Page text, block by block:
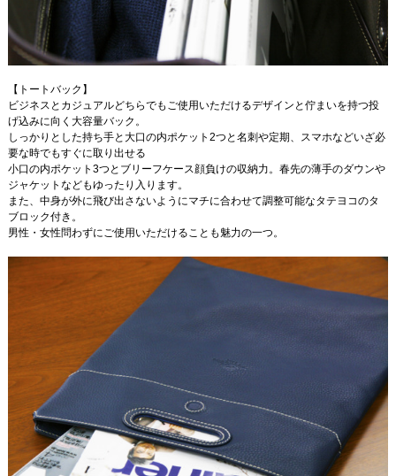
【トートバック】
ビジネスとカジュアルどちらでもご使用いただけるデザインと佇まいを持つ投
げ込みに向く大容量バック。
しっかりとした持ち手と大口の内ポケット2つと名刺や定期、スマホなどいざ必
要な時でもすぐに取り出せる
小口の内ポケット3つとブリーフケース顔負けの収納力。春先の薄手のダウンや
ジャケットなどもゆったり入ります。
また、中身が外に飛び出さないようにマチに合わせて調整可能なタテヨコのタ
ブロック付き。
男性・女性問わずにご使用いただけることも魅力の一つ。